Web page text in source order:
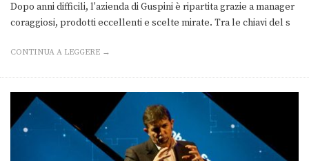
Dopo anni difficili, l'azienda di Guspini è ripartita grazie a manager
coraggiosi, prodotti eccellenti e scelte mirate. Tra le chiavi del s
CONTINUA A LEGGERE →